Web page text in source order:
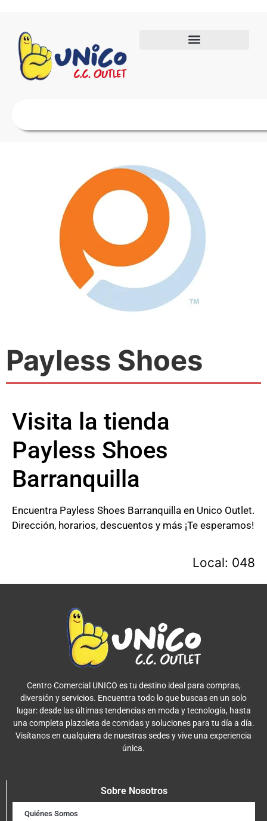
Payless Shoes
Visita la tienda
Payless Shoes
Barranquilla
Encuentra Payless Shoes Barranquilla en Unico Outlet.
Dirección, horarios, descuentos y más ¡Te esperamos!
Local: 048
Centro Comercial UNICO es tu destino ideal para compras,
diversión y servicios. Encuentra todo lo que buscas en un solo
lugar: desde las últimas tendencias en moda y tecnología, hasta
una completa plazoleta de comidas y soluciones para tu día a día.
Visítanos en cualquiera de nuestras sedes y vive una experiencia
única.
Sobre Nosotros
Quiénes Somos